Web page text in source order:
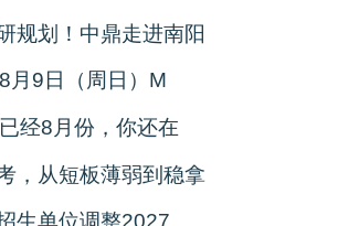
规划！中鼎走进南阳
月9日（周日）M
经8月份，你还在
，从短板薄弱到稳拿
生单位调整2027